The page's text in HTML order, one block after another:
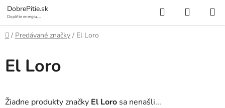
Prejsť
na
obsah
DobrePitie.sk
Doplňte energiu,
Hľadať
KOŠÍK
Domov
/ Predávané značky / El Loro
El Loro
Žiadne produkty značky El Loro sa nenašli...